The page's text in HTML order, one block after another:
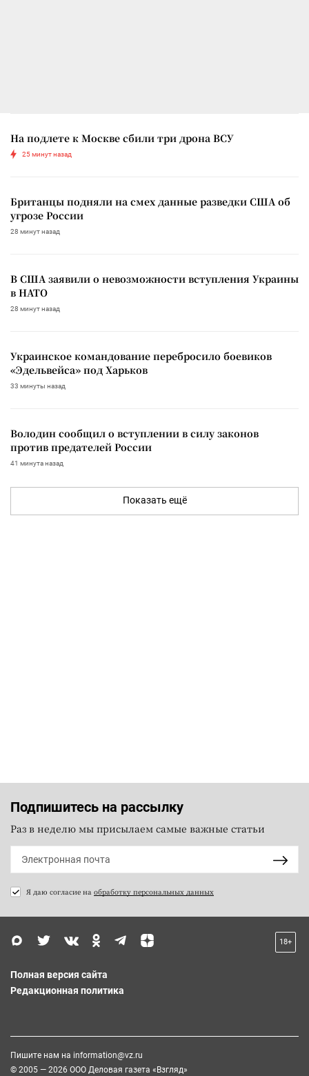
На подлете к Москве сбили три дрона ВСУ
25 минут назад
Британцы подняли на смех данные разведки США об
угрозе России
28 минут назад
В США заявили о невозможности вступления Украины
в НАТО
28 минут назад
Украинское командование перебросило боевиков
«Эдельвейса» под Харьков
33 минуты назад
Володин сообщил о вступлении в силу законов
против предателей России
41 минута назад
Показать ещё
Подпишитесь на рассылку
Раз в неделю мы присылаем самые важные статьи
Я даю согласие на обработку персональных данных
18+
Полная версия сайта
Редакционная политика
Пишите нам на information@vz.ru
© 2005 — 2026 ООО Деловая газета «Взгляд»